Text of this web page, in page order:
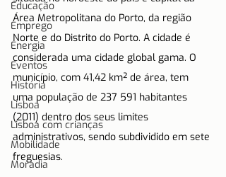
Educação
Emprego
Energia
Eventos
História
Lisboa
Lisboa com crianças
Mobilidade
Moradia
Área Metropolitana do Porto, da região
Norte e do Distrito do Porto. A cidade é
considerada uma cidade global gama. O
município, com 41,42 km² de área, tem
uma população de 237 591 habitantes
(2011) dentro dos seus limites
administrativos, sendo subdividido em sete
freguesias.